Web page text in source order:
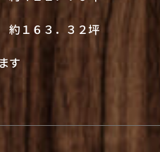
１６３．３２坪
す